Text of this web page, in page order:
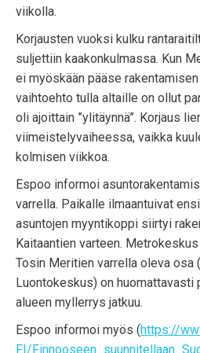
viikolla.
Korjausten vuoksi kulku
suljettiin kaakonkulmassa. Kun
ei myöskään pääse
vaihtoehto tulla altaille on ollut
oli ajoittain ”ylitäynnä”. Korjaus
viimeistelyvaiheessa, vaikka
kolmisen viikkoa.
Espoo informoi
varrella. Paikalle ilmaantuivat
asuntojen myyntikoppi siirtyi
Kaitaantien varteen.
Tosin Meritien varrella oleva osa
Luontokeskus) on huomattavasti
alueen myllerrys jatkuu.
Espoo informoi myös (https://
FI/